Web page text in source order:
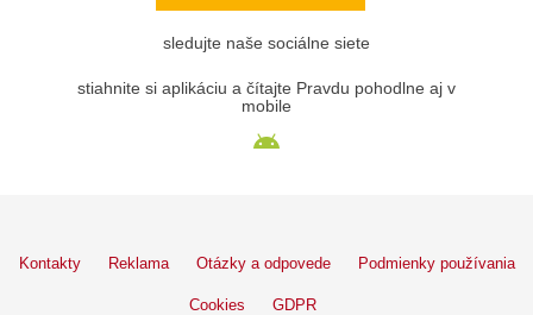
sledujte naše sociálne siete
stiahnite si aplikáciu a čítajte Pravdu pohodlne aj v
mobile
Kontakty Reklama Otázky a odpovede Podmienky používania
Cookies GDPR